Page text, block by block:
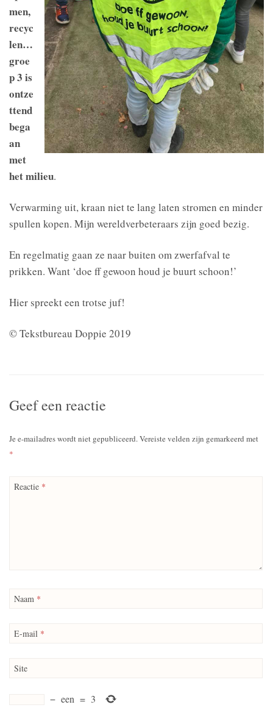
men,
recyc
len…
groe
p 3 is
ontze
ttend
bega
an
met
het milieu.
Verwarming uit, kraan niet te lang laten stromen en minder
spullen kopen. Mijn wereldverbeteraars zijn goed bezig.
En regelmatig gaan ze naar buiten om zwerfafval te
prikken. Want ‘doe ff gewoon houd je buurt schoon!’
Hier spreekt een trotse juf!
© Tekstbureau Doppie 2019
Geef een reactie
Je e-mailadres wordt niet gepubliceerd.Vereiste velden zijn gemarkeerd met
*
Reactie *
Naam *
E-mail *
Site
− een = 3